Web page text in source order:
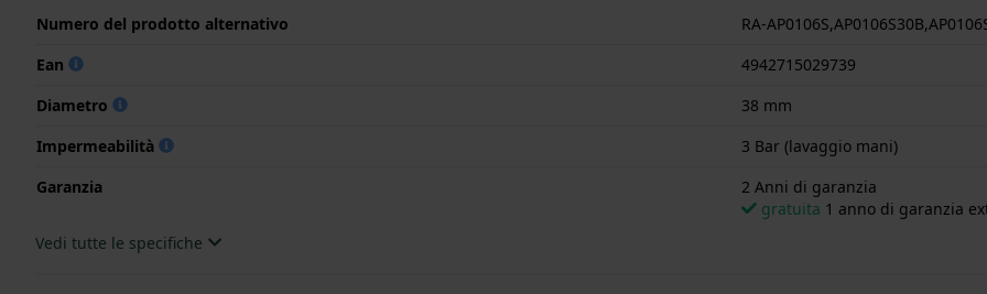
Numero del prodotto alternativo
RA-
Ean
4942715029739
Diametro
38 mm
Impermeabilità
3 Bar (lavaggio mani)
Garanzia
2 Anni di garanzia
gratuita 1 anno di garanzia
Vedi tutte le specifiche